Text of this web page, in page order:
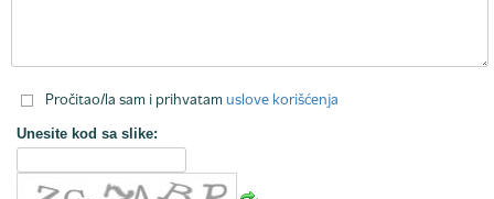
Pročitao/la sam i prihvatam uslove korišćenja
Unesite kod sa slike: